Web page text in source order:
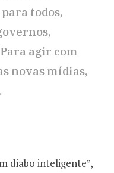
todos,
agir com
novas mídias,
diabo inteligente”,